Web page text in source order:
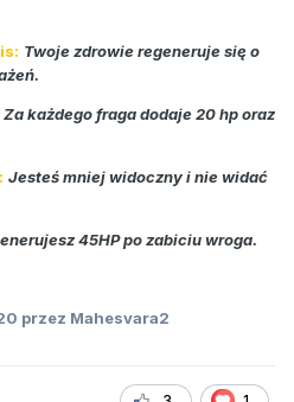
Twoje zdrowie regeneruje się o
Za każdego fraga dodaje 20 hp oraz
Jesteś mniej widoczny i nie widać
45HP po zabiciu wroga.
przez Mahesvara2